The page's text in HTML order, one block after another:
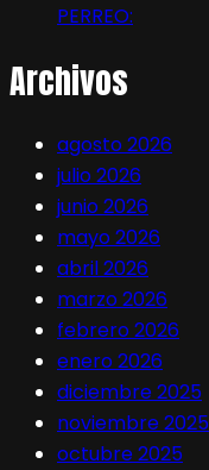
PERREO:
Archivos
agosto 2026
julio 2026
junio 2026
mayo 2026
abril 2026
marzo 2026
febrero 2026
enero 2026
diciembre 2025
noviembre 2025
octubre 2025